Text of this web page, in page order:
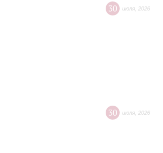
30 июля 2026
30 июля 2026